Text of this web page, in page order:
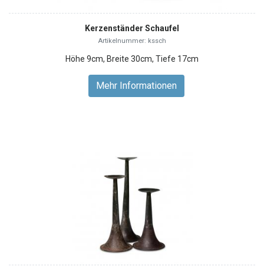
Kerzenständer Schaufel
Artikelnummer: kssch
Höhe 9cm, Breite 30cm, Tiefe 17cm
Mehr Informationen